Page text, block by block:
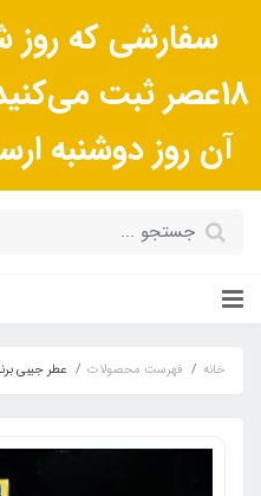
سفارشی که روز
18عصر ثبت
آن روز دوشنبه
خانه فهرست محصولات عطر جیبی برندکالکشن